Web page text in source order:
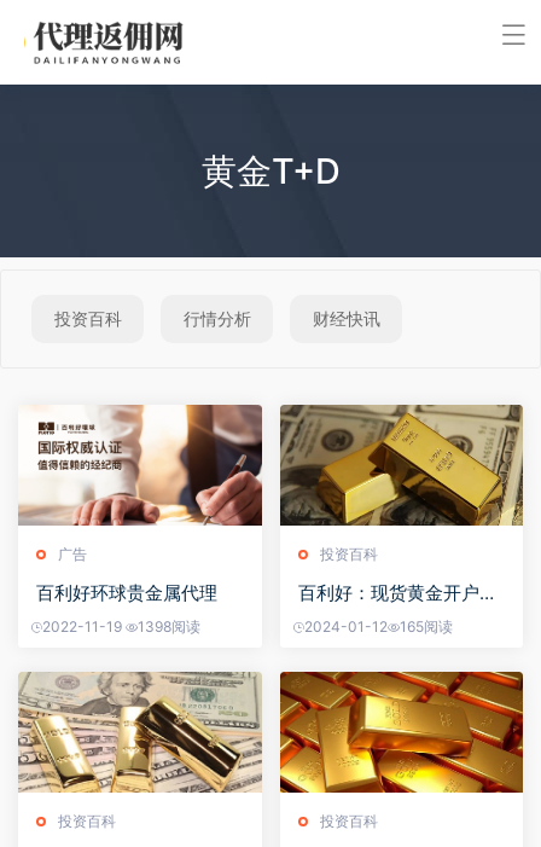
黄金T+D
投资百科 行情分析 财经快讯
广告
百利好环球贵金属代理
2022-11-19 1398阅读
投资百科
百利好：现货黄金开户条
件有哪些？
2024-01-12 165阅读
投资百科 投资百科